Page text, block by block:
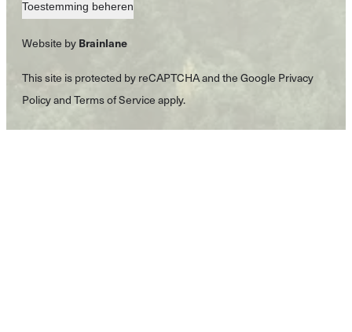
Toestemming beheren
Website by Brainlane
This site is protected by reCAPTCHA and the Google Privacy
Policyand Terms of Service apply.